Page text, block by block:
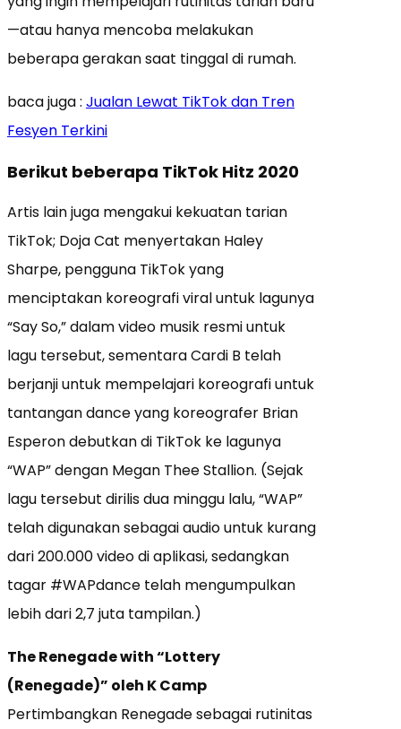
—atau hanya mencoba melakukan
beberapa gerakan saat tinggal di rumah.
baca juga : Jualan Lewat TikTok dan Tren
Fesyen Terkini
Berikut beberapa TikTok Hitz 2020
Artis lain juga mengakui kekuatan tarian
TikTok; Doja Cat menyertakan Haley
Sharpe, pengguna TikTok yang
menciptakan koreografi viral untuk lagunya
“Say So,” dalam video musik resmi untuk
lagu tersebut, sementara Cardi B telah
berjanji untuk mempelajari koreografi untuk
tantangan dance yang koreografer Brian
Esperon debutkan di TikTok ke lagunya
“WAP” dengan Megan Thee Stallion. (Sejak
lagu tersebut dirilis dua minggu lalu, “WAP”
telah digunakan sebagai audio untuk kurang
dari 200.000 video di aplikasi, sedangkan
tagar #WAPdance telah mengumpulkan
lebih dari 2,7 juta tampilan.)
The Renegade with “Lottery
(Renegade)” oleh K Camp
Pertimbangkan Renegade sebagai rutinitas